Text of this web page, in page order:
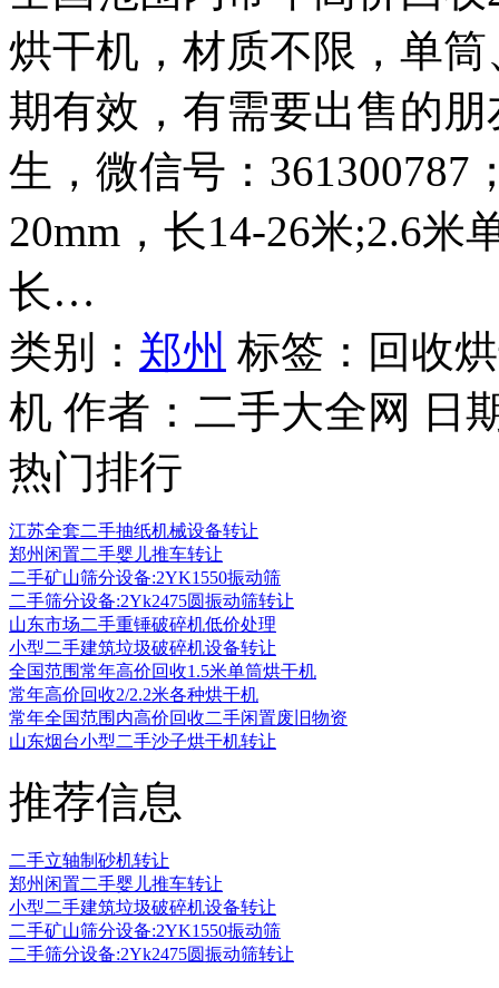
烘干机，材质不限，单
期有效，有需要出售的朋
生，微信号：361300787
20mm，长14-26米;2.6米
长…
类别： 郑州 标签：回收
机 作者： 二手大全网
日
热门排行
江苏全套二手抽纸机械设备转让
郑州闲置二手婴儿推车转让
二手矿山筛分设备:2YK1550振动筛
二手筛分设备:2Yk2475圆振动筛转让
山东市场二手重锤破碎机低价处理
小型二手建筑垃圾破碎机设备转让
全国范围常年高价回收1.5米单筒烘干机
常年高价回收2/2.2米各种烘干机
常年全国范围内高价回收二手闲置废旧物资
山东烟台小型二手沙子烘干机转让
推荐信息
二手立轴制砂机转让
郑州闲置二手婴儿推车转让
小型二手建筑垃圾破碎机设备转让
二手矿山筛分设备:2YK1550振动筛
二手筛分设备:2Yk2475圆振动筛转让